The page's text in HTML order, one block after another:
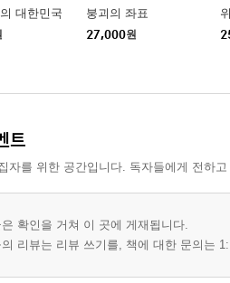
라진 여인 125
149
을 멈추다 152
하지 않게 된 사람들 159
163
어치운 왕 164
대한민국 붕괴의 좌표
27,000원
트
자를 위한 공간입니다. 독자들에게 전하
확인을 거쳐 이 곳에 게재됩니다.
리뷰는 리뷰 쓰기를, 책에 대한 문의는